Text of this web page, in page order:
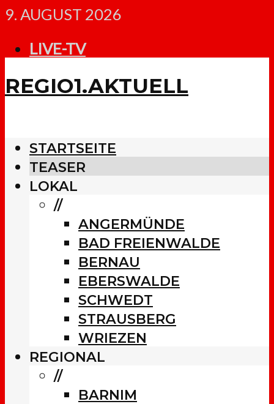
9. AUGUST 2026
LIVE-TV
REGIO1.AKTUELL
STARTSEITE
TEASER
LOKAL
//
ANGERMÜNDE
BAD FREIENWALDE
BERNAU
EBERSWALDE
SCHWEDT
STRAUSBERG
WRIEZEN
REGIONAL
//
BARNIM